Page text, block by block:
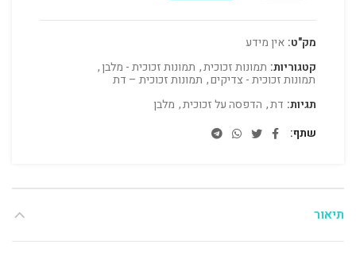
מק"ט: אין מידע
קטגוריות: תמונות זכוכית, תמונות זכוכית - מלבן,
תמונות זכוכית - צדיקים, תמונות זכוכית – דת
תגיות: דת, הדפסה על זכוכית, מלבן
שתף
תיאור